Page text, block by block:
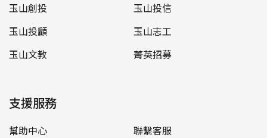
玉山創投
玉山投信
玉山投顧
玉山志工
玉山文教
菁英招募
支援服務
幫助中心
聯繫客服